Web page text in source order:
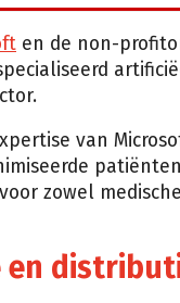
en de non-
van
zowel
en